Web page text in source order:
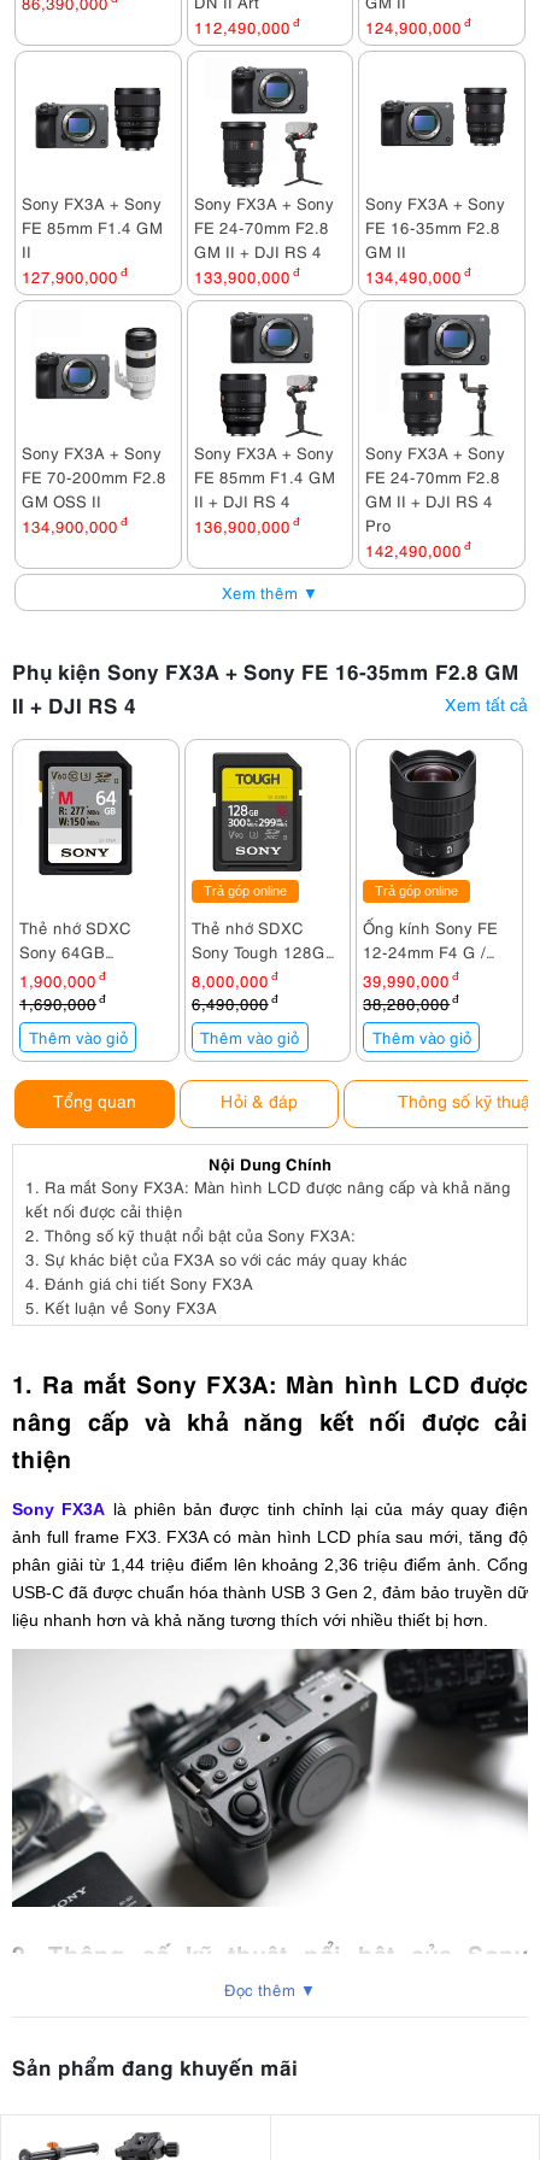
112,490,000 đ
124,900,000 đ
Sony FX3A + Sony
FE 85mm F1.4 GM
II
127,900,000 đ
Sony FX3A + Sony
FE 24-70mm F2.8
GM II + DJI RS 4
133,900,000 đ
Sony FX3A + Sony
FE 16-35mm F2.8
GM II
134,490,000 đ
Sony FX3A + Sony
FE 70-200mm F2.8
GM OSS II
134,900,000 đ
Sony FX3A + Sony
FE 85mm F1.4 GM
II + DJI RS 4
136,900,000 đ
Sony FX3A + Sony
FE 24-70mm F2.8
GM II + DJI RS 4
Pro
142,490,000 đ
Xem thêm ▼
Phụ kiện Sony FX3A + Sony FE 16-35mm F2.8 GM
II + DJI RS 4
Xem tất cả
Thẻ nhớ SDXC
Sony 64GB
277Mb/150Mb/s
(SF-M64/T2)
1,900,000 đ
1,690,000đ
Thêm vào giỏ
Trả góp online
Thẻ nhớ SDXC
Sony Tough 128GB
300Mb/299Mb/s
(SF-G128T/T1)
8,000,000 đ
6,490,000 đ
Thêm vào giỏ
Trả góp online
Ống kính Sony FE
12-24mm F4 G /
SEL1224G
39,990,000 đ
38,280,000đ
Thêm vào giỏ
Tổng quan Hỏi & đáp Thông số kỹ thuật
Nội Dung Chính
1. Ra mắt Sony FX3A: Màn hình LCD được nâng cấp và khả năng
kết nối được cải thiện
2. Thông số kỹ thuật nổi bật của Sony FX3A:
3. Sự khác biệt của FX3A so với các máy quay khác
4. Đánh giá chi tiết Sony FX3A
5. Kết luận về Sony FX3A
1. Ra mắt Sony FX3A: Màn hình LCD được
nâng cấp và khả năng kết nối được cải
thiện
Sony FX3A là phiên bản được tinh chỉnh lại của máy quay điện
ảnh full frame FX3. FX3A có màn hình LCD phía sau mới, tăng độ
phân giải từ 1,44 triệu điểm lên khoảng 2,36 triệu điểm ảnh. Cổng
USB-C đã được chuẩn hóa thành USB 3 Gen 2, đảm bảo truyền dữ
liệu nhanh hơn và khả năng tương thích với nhiều thiết bị hơn.
2. Thông số kỹ thuật nổi bật của Sony
Exmor R CMOS Full-frame 10.2MP với bộ xử lý BIONZ XR
Ghi hình:UHD4K lên đến 120 khung hình/giây; 1080p lên
đến 240 khung hình/giây; XAVC SI 10-bit 4:2:2 bên trong;
Đọc thêm ▼
Sản phẩm đang khuyến mãi